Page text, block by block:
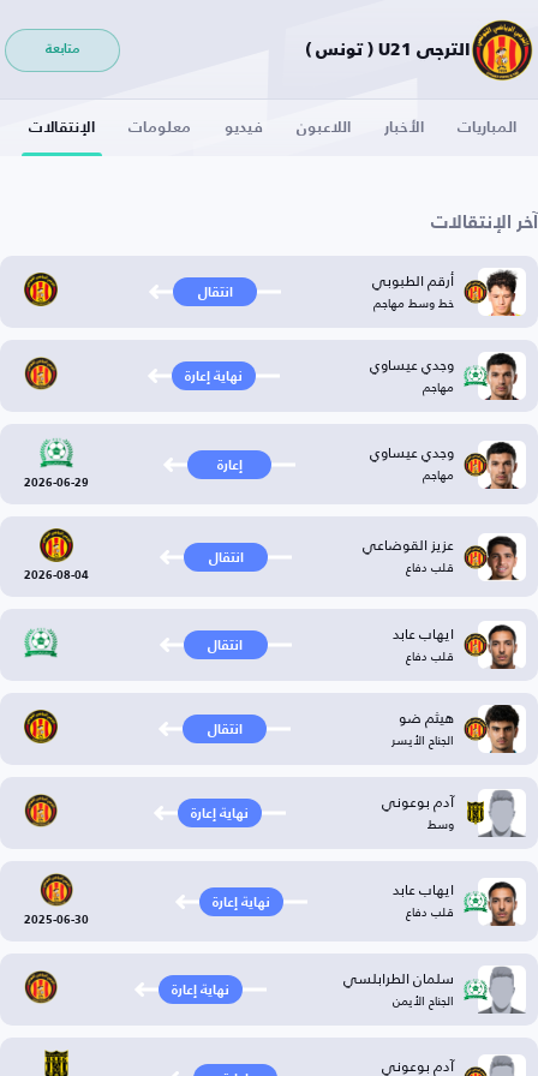
الترجي U21 ( تونس ) متابعة
المباريات الأخبار اللاعبون فيديو معلومات الإنتقالات
آخر الإنتقالات
أرقم الطبوبي
خط وسط مهاجم انتقال
وجدي عيساوي
مهاجم نهاية إعارة
وجدي عيساوي
مهاجم إعارة
2026-06-29
عزيز القوضاعي
قلب دفاع انتقال
2026-08-04
ايهاب عابد
قلب دفاع انتقال
هيثم ضو
الجناح الأيسر انتقال
آدم بوعوني
وسط نهاية إعارة
ايهاب عابد
قلب دفاع نهاية إعارة
2025-06-30
سلمان الطرابلسي
الجناح الأيمن نهاية إعارة
آدم بوعوني